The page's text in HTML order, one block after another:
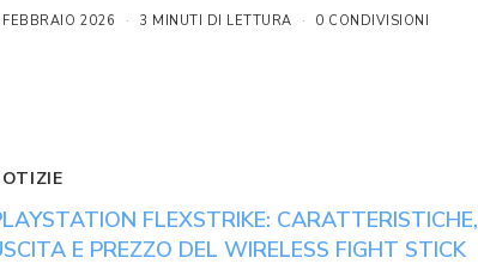
2026 3 MINUTI DI LETTURA 0 CONDIVISIONI
FLEXSTRIKE: CARATTERISTICHE,
E PREZZO DEL WIRELESS FIGHT STICK